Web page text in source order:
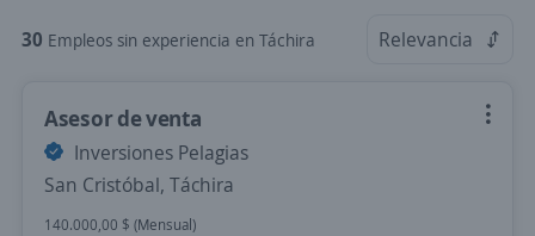
30 Empleos sin experiencia en Táchira Relevancia
Asesor de venta
Inversiones Pelagias
San Cristóbal, Táchira
140.000,00 $ (Mensual)